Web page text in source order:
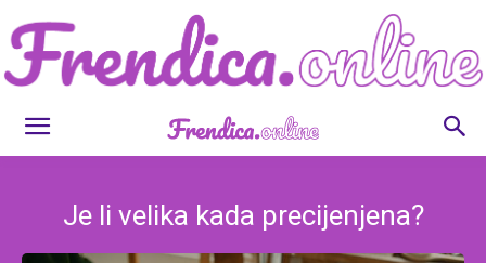
Frendica.online
Je li velika kada precijenjena?